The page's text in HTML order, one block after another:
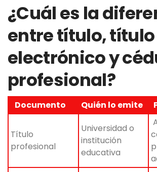
¿Cuál es la
entre título, título
electrónico y
profesional?
Documento Quién lo emite
Título
profesional
Universidad o
institución
educativa